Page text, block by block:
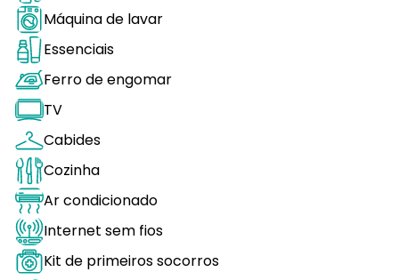
Máquina de lavar
Essenciais
Ferro de engomar
TV
Cabides
Cozinha
Ar condicionado
Internet sem fios
Kit de primeiros socorros